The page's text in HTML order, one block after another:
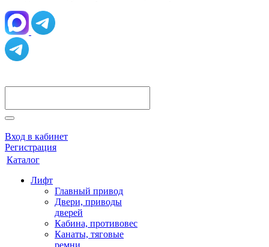
Вход в кабинет
Регистрация
Каталог
Лифт
Главный привод
Двери, приводы
дверей
Кабина, противовес
Канаты, тяговые
ремни